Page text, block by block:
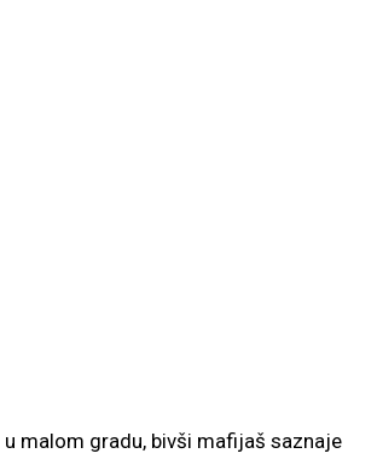
u malom gradu, bivši mafijaš saznaje